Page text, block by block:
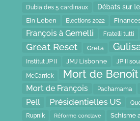
Dubia des 5 cardinaux
Débats sur
Ein Leben
Elections 2022
François à Gemelli Fratelli tutti
Great Reset Greta
Institut JP II JMJ Lisbonne JP II
McCarrick Mort de Benoît
Mort de François Pachamama
Pell Présidentielles US
Rupnik Réforme conclave Schisme